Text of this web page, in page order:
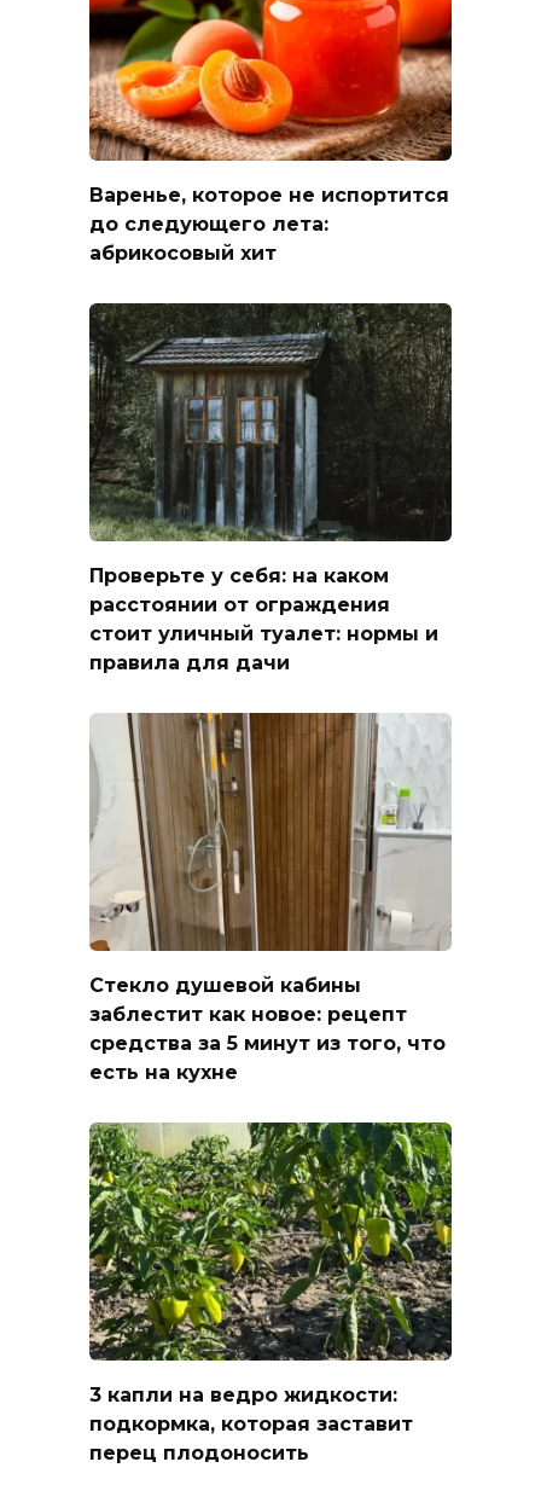
Варенье, которое не испортится
до следующего лета:
абрикосовый хит
Проверьте у себя: на каком
расстоянии от ограждения
стоит уличный туалет: нормы и
правила для дачи
Стекло душевой кабины
заблестит как новое: рецепт
средства за 5 минут из того, что
есть на кухне
3 капли на ведро жидкости:
подкормка, которая заставит
перец плодоносить